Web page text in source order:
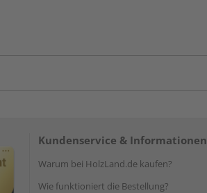
Kundenservice & Informationen
Warum bei HolzLand.de kaufen?
Wie funktioniert die Bestellung?